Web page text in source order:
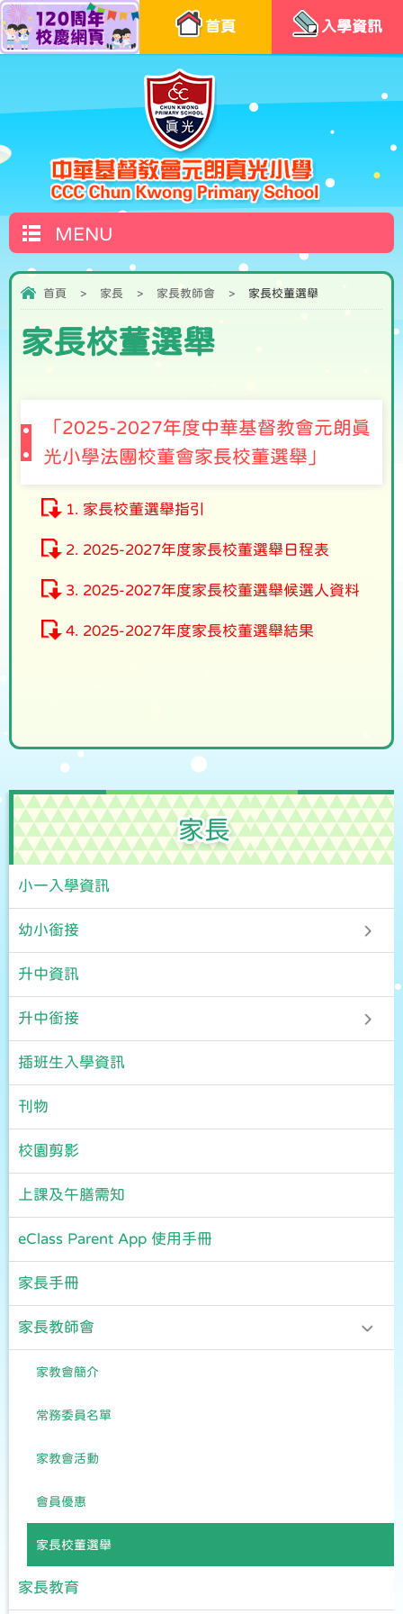
首頁 入學資訊
MENU
首頁 > 家長 > 家長教師會 > 家長校董選舉
家長校董選舉
「2025-2027年度中華基督教會元朗真
光小學法團校董會家長校董選舉」
1. 家長校董選舉指引
2. 2025-2027年度家長校董選舉日程表
3. 2025-2027年度家長校董選舉候選人資料
4. 2025-2027年度家長校董選舉結果
家長
小一入學資訊
幼小銜接
升中資訊
升中銜接
插班生入學資訊
刊物
校園剪影
上課及午膳需知
eClass Parent App 使用手冊
家長手冊
家長教師會
家教會簡介
常務委員名單
家教會活動
會員優惠
家長校董選舉
家長教育